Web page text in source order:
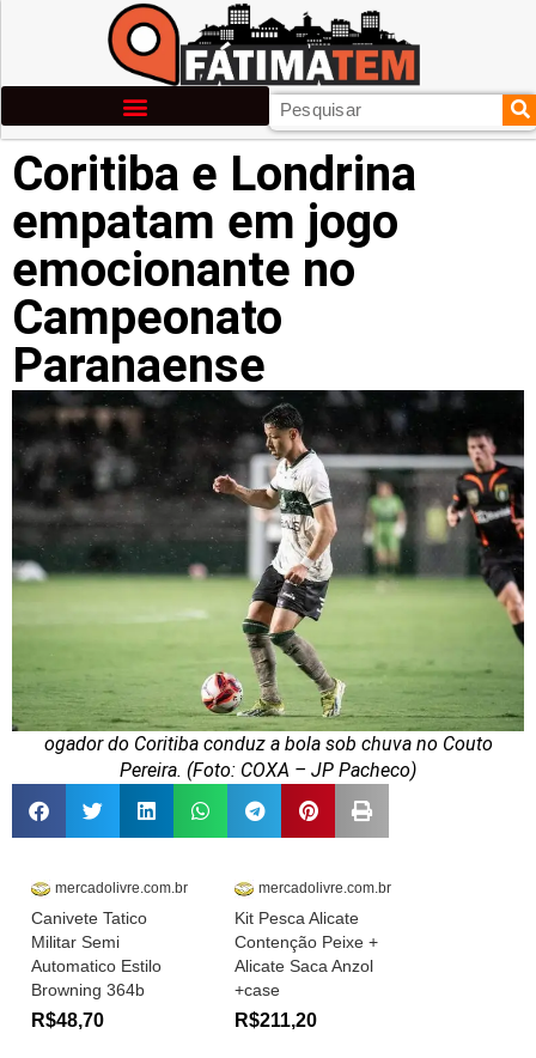
Coritiba e Londrina
empatam em jogo
emocionante no
Campeonato
Paranaense
ogador do Coritiba conduz a bola sob chuva no Couto
Pereira. (Foto: COXA – JP Pacheco)
mercadolivre.com.br
Canivete Tatico
Militar Semi
Automatico Estilo
Browning 364b
R$48,70
mercadolivre.com.br
Kit Pesca Alicate
Contenção Peixe +
Alicate Saca Anzol
+case
R$211,20